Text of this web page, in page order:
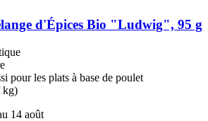
d'Épices Bio "Ludwig", 95 g
pour les plats à base de poulet
kg)
14 août